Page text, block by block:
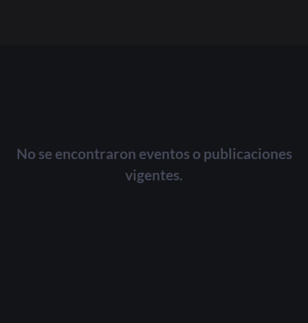
No se encontraron eventos o publicaciones
vigentes.